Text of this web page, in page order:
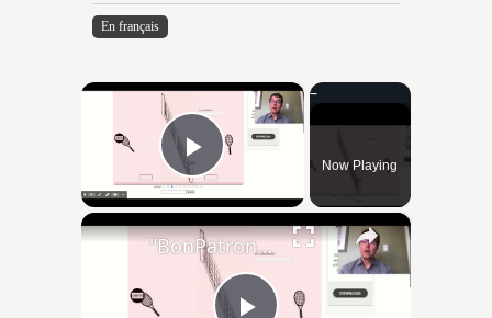
En français
×
Play VideoNow Playing
×
"BonPatron" Vocabulary - Clothing